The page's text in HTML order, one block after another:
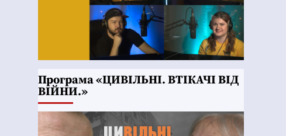
Програма «ЦИВІЛЬНІ. ВТІКАЧІ ВІД
ВІЙНИ.»